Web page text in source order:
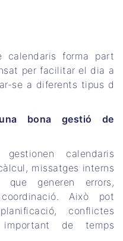
forma part
per facilitar el dia a
se a diferents tipus d
bona gestió de
calendaris
missatges interns
generen errors,
Això pot
conflictes
de temps